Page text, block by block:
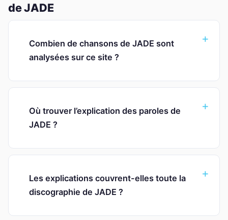
de JADE
Combien de chansons de JADE sont
analysées sur ce site ?
Où trouver l’explication des paroles de
JADE ?
Les explications couvrent-elles toute la
discographie de JADE ?